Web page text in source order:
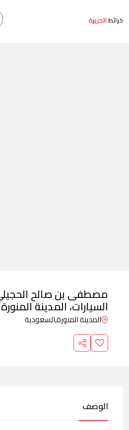
مصطفى بن صالح
السيارات، المدينة المنورة
المدينة المنورة,السعودية
الوصف